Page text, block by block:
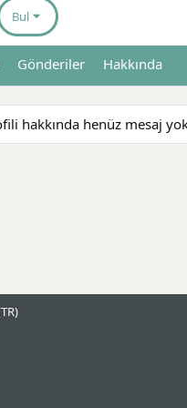
Bul
Gönderiler Hakkında
hakkında henüz mesaj